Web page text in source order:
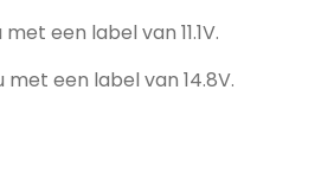
een label van 11.1V.
een label van 14.8V.